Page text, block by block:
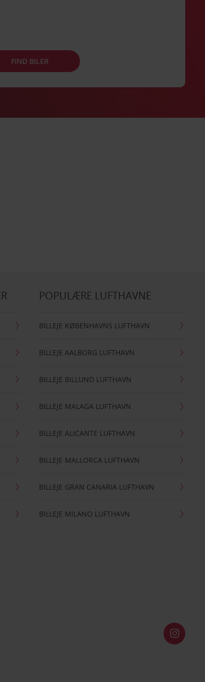
FIND BILER
POPULÆRE LUFTHAVNE
BILLEJE KØBENHAVNS LUFTHAVN
BILLEJE AALBORG LUFTHAVN
BILLEJE BILLUND LUFTHAVN
BILLEJE MALAGA LUFTHAVN
BILLEJE ALICANTE LUFTHAVN
BILLEJE MALLORCA LUFTHAVN
BILLEJE GRAN CANARIA LUFTHAVN
BILLEJE MILANO LUFTHAVN